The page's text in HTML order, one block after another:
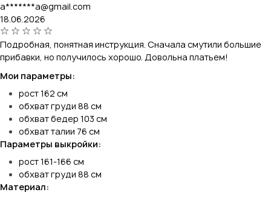
a*******a@gmail.com
18.06.2026
Подробная, понятная инструкция. Сначала смутили большие
прибавки, но получилось хорошо. Довольна платьем!
Мои параметры:
рост 162 см
обхват груди 88 см
обхват бедер 103 см
обхват талии 76 см
Параметры выкройки:
рост 161-166 см
обхват груди 88 см
Материал: